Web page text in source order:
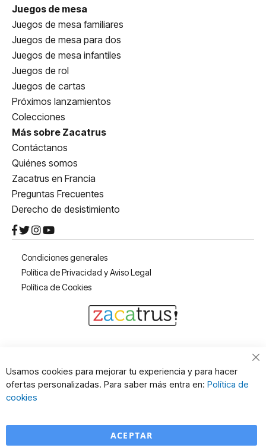
Juegos de mesa
Juegos de mesa familiares
Juegos de mesa para dos
Juegos de mesa infantiles
Juegos de rol
Juegos de cartas
Próximos lanzamientos
Colecciones
Más sobre Zacatrus
Contáctanos
Quiénes somos
Zacatrus en Francia
Preguntas Frecuentes
Derecho de desistimiento
Condiciones generales
Política de Privacidad y Aviso Legal
Política de Cookies
Usamos cookies para mejorar tu experiencia y para hacer
ofertas personalizadas. Para saber más entra en: Política de
cookies
ACEPTAR